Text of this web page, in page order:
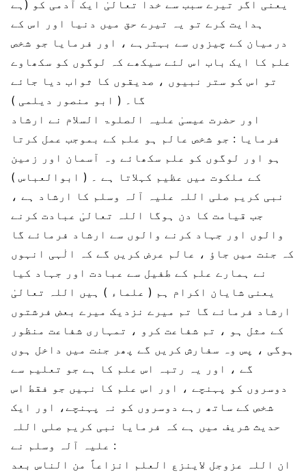
ہے) یعنی اگر تیرے سبب سے خدا تعالیٰ ایک آدمی کو
ہدایت کرے تو یہ تیرے حق میں دنیا اور اس کے
درمیان کے چیزوں سے بہترہے ، اور فرمایا جو شخص
علم کا ایک باب اس لئے سیکھے کہ لوگوں کو سکھاوے
تو اس کو ستر نبیوں ، صدیقوں کا ثواب دیا جائے
گا۔ ( ابو منصور دیلمی )
اور حضرت عیسیٰ علیہ الصلوۃ السلام نے ارشاد
فرمایا : جو شخص عالم ہو علم کے بموجب عمل کرتا
ہو اور لوگوں کو علم سکھائے وہ آسمان اور زمین
کے ملکوت میں عظیم کہلاتا ہے ۔ ( ابوالعباس )
نبی کریم صلی اللہ علیہ آلہ وسلم کا ارشاد ہے ،
جب قیامت کا دن ہوگا اللہ تعالیٰ عبادت کرنے
والوں اور جہاد کرنے والوں سے ارشاد فرمائے گا
کہ جنت میں جاؤ ، عالم عرض کریں گے کہ الٰہی انہوں
نے ہمارے علم کے طفیل سے عبادت اور جہاد کیا
یعنی شایان اکرام ہم ( علماء ) ہیں اللہ تعالیٰ
ارشاد فرمائے گا تم میرے نزدیک میرے بعض فرشتوں
کے مثل ہو ، تم شفاعت کرو ، تمہاری شفاعت منظور
ہوگی ، پس وہ سفارش کریں گے پھر جنت میں داخل ہوں
گے ، اور یہ رتبہ اس علم کا ہے جو تعلیم سے
دوسروں کو پہنچے ، اور اس علم کا نہیں جو فقط اس
شخص کے ساتھ رہے دوسروں کو نہ پہنچے، اور ایک
حدیث شریف میں ہے کہ فرمایا نبی کریم صلی اللہ
علیہ آلہ وسلم نے :
ان اللہ عزوجل لاینزع العلم انزاعاً من الناس بعد